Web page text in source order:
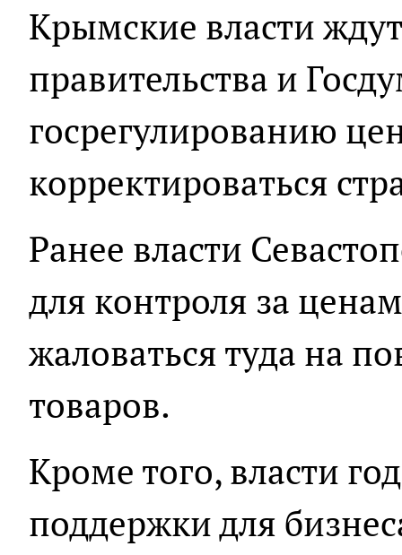
Крымские власти
правительства и
госрегулированию
корректироваться
Ранее власти
для контроля за
жаловаться туда на
товаров.
Кроме того, власти
поддержки для